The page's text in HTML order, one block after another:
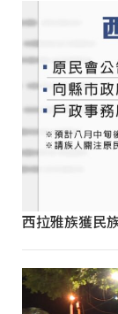
西拉雅族獲民